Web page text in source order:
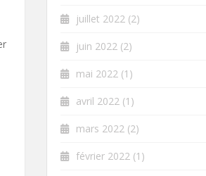
juillet 2022 (2)
juin 2022 (2)
mai 2022 (1)
avril 2022 (1)
mars 2022 (2)
février 2022 (1)